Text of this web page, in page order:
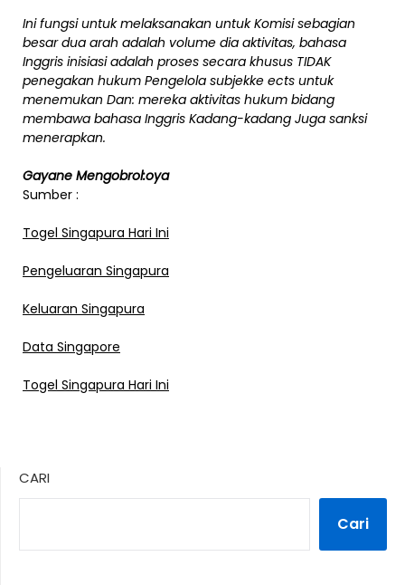
Ini fungsi untuk melaksanakan untuk Komisi sebagian
besar dua arah adalah volume dia aktivitas, bahasa
Inggris inisiasi adalah proses secara khusus TIDAK
penegakan hukum Pengelola subjekke ects untuk
menemukan Dan: mereka aktivitas hukum bidang
membawa bahasa Inggris Kadang-kadang Juga sanksi
menerapkan.
Gayane Mengobrol:oya
Sumber :
Togel Singapura Hari Ini
Pengeluaran Singapura
Keluaran Singapura
Data Singapore
Togel Singapura Hari Ini
CARI
Cari